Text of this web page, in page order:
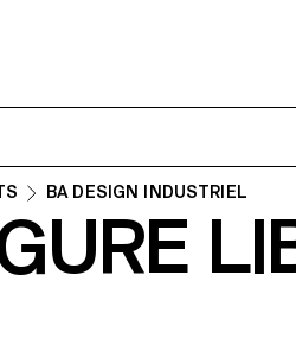
BA DESIGN INDUSTRIEL